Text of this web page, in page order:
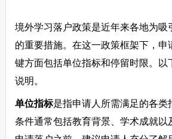
境外学习落户政策是近年来各地为吸
的重要措施。在这一政策框架下，申
键方面包括单位指标和停留时限。以
说明。
单位指标是指申请人所需满足的各类
条件通常包括教育背景、学术成就以